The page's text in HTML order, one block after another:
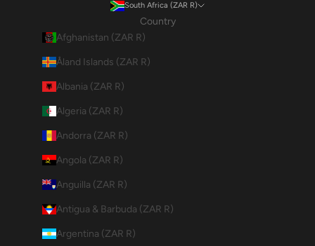
South Africa (ZAR R)
Country
Afghanistan (ZAR R)
Åland Islands (ZAR R)
Albania (ZAR R)
Algeria (ZAR R)
Andorra (ZAR R)
Angola (ZAR R)
Anguilla (ZAR R)
Antigua & Barbuda (ZAR R)
Argentina (ZAR R)